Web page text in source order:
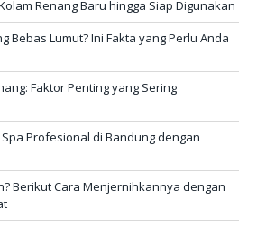
Renang Baru hingga Siap Digunakan
Bebas Lumut? Ini Fakta yang Perlu Anda
Faktor Penting yang Sering
Profesional di Bandung dengan
Berikut Cara Menjernihkannya dengan